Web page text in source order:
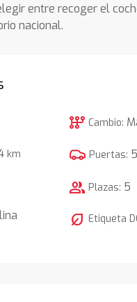
entre recoger el
nacional.
km
auto_transmission Cambio:
Puertas: 5
group Plazas: 5
nest_eco_leaf Etiqueta